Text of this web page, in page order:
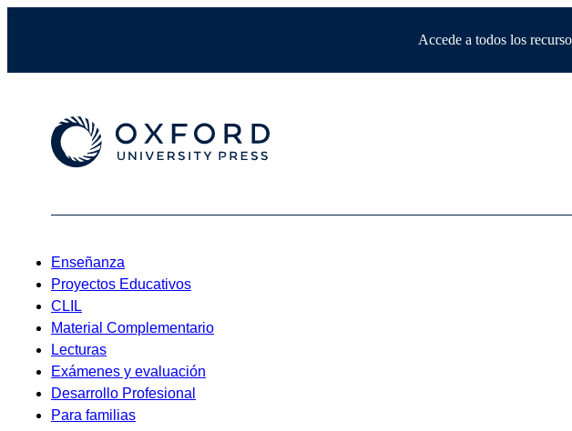
Accede a todos los
Enseñanza
Proyectos Educativos
CLIL
Material Complementario
Lecturas
Exámenes y evaluación
Desarrollo Profesional
Para familias